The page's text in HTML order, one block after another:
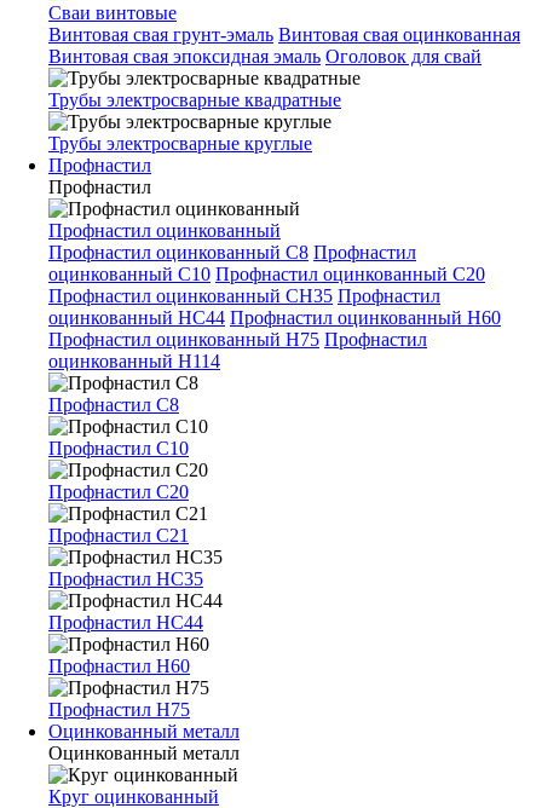
Сваи винтовые
Винтовая свая грунт-эмаль Винтовая свая оцинкованная
Винтовая свая эпоксидная эмаль Оголовок для свай
Трубы электросварные квадратные
Трубы электросварные круглые
Профнастил
Профнастил
Профнастил оцинкованный
Профнастил оцинкованный С8 Профнастил
оцинкованный С10 Профнастил оцинкованный С20
Профнастил оцинкованный СН35 Профнастил
оцинкованный НС44 Профнастил оцинкованный Н60
Профнастил оцинкованный Н75 Профнастил
оцинкованный Н114
Профнастил С8
Профнастил С10
Профнастил С20
Профнастил С21
Профнастил НС35
Профнастил НС44
Профнастил Н60
Профнастил Н75
Оцинкованный металл
Оцинкованный металл
Круг оцинкованный